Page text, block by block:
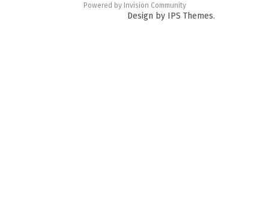
Powered by Invision Community
Design by IPS Themes.